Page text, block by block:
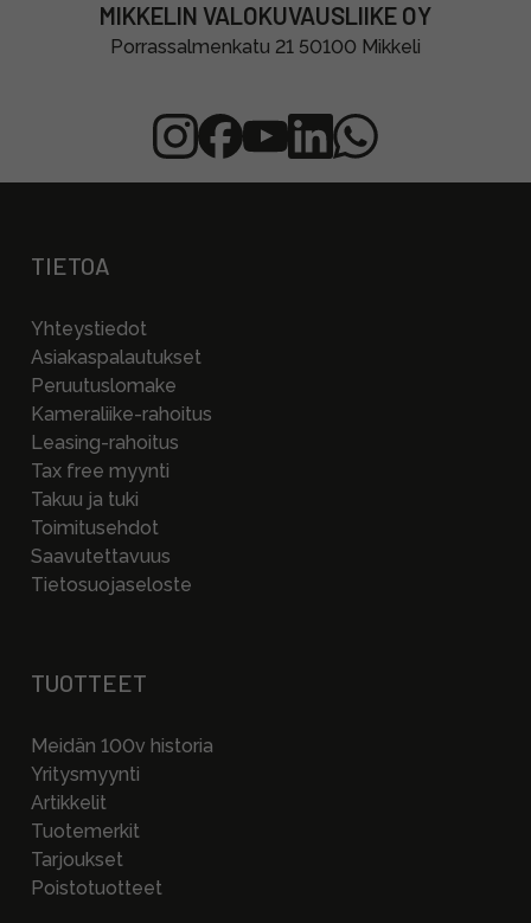
MIKKELIN VALOKUVAUSLIIKE OY
Porrassalmenkatu 21 50100 Mikkeli
TIETOA
Yhteystiedot
Asiakaspalautukset
Peruutuslomake
Kameraliike-rahoitus
Leasing-rahoitus
Tax free myynti
Takuu ja tuki
Toimitusehdot
Saavutettavuus
Tietosuojaseloste
TUOTTEET
Meidän 100v historia
Yritysmyynti
Artikkelit
Tuotemerkit
Tarjoukset
Poistotuotteet